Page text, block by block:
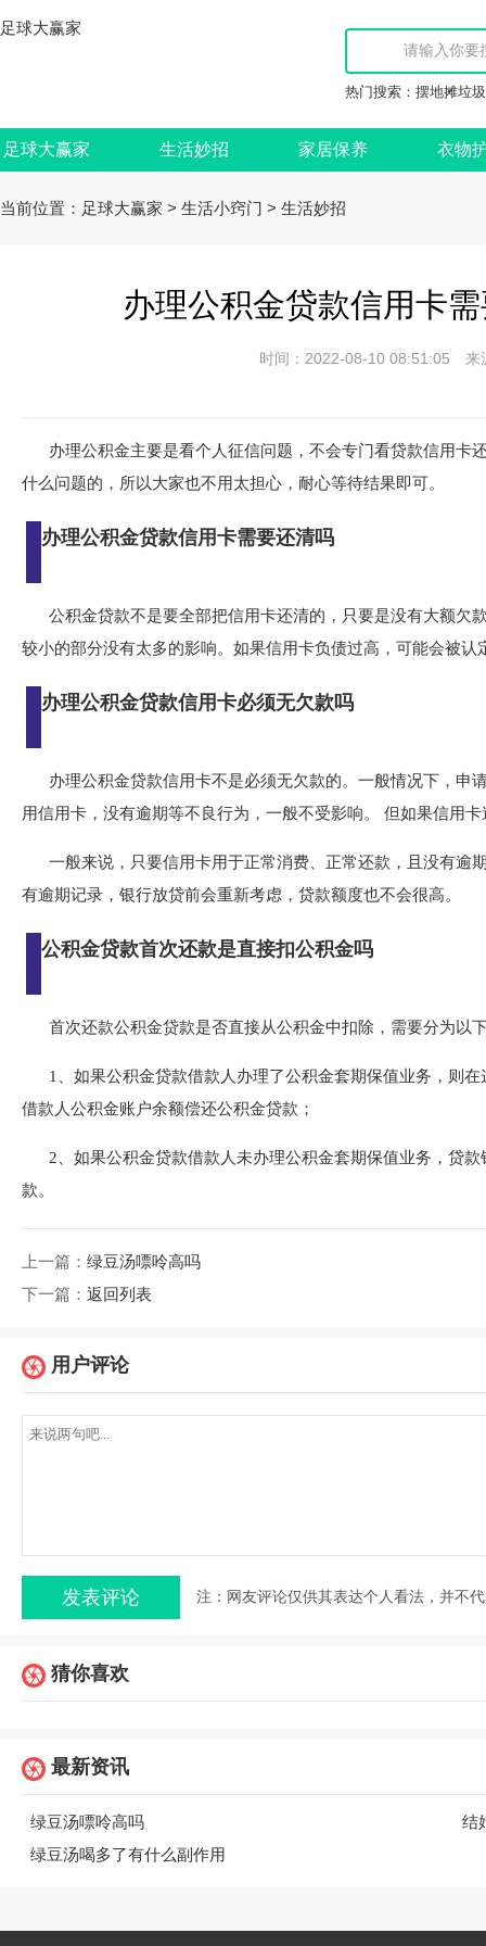
足球大赢家
热门搜索： 摆地摊垃
足球大赢家 生活妙招 家居保养 衣物
当前位置： 足球大赢家 > 生活小窍门 > 生活妙招
办理公积金贷款信用卡
时间：2022-08-10 08:51:05
办理公积金主要是看个人征信问题，不会专门看贷款信用卡
什么问题的，所以大家也不用太担心，耐心等待结果即可。
办理公积金贷款信用卡需要还清吗
公积金贷款不是要全部把信用卡还清的，只要是没有大额欠
较小的部分没有太多的影响。如果信用卡负债过高，可能会被
办理公积金贷款信用卡必须无欠款吗
办理公积金贷款信用卡不是必须无欠款的。一般情况下，申
用信用卡，没有逾期等不良行为，一般不受影响。 但如果信用
一般来说，只要信用卡用于正常消费、正常还款，且没有逾
有逾期记录，银行放贷前会重新考虑，贷款额度也不会很高。
公积金贷款首次还款是直接扣公积金吗
首次还款公积金贷款是否直接从公积金中扣除，需要分为以
1、如果公积金贷款借款人办理了公积金套期保值业务，则
借款人公积金账户余额偿还公积金贷款；
2、如果公积金贷款借款人未办理公积金套期保值业务，贷
款。
上一篇： 绿豆汤嘌呤高吗
下一篇： 返回列表
用户评论
注：网友评论仅供其表达个人看法，并不
猜你喜欢
最新资讯
绿豆汤嘌呤高吗
结
绿豆汤喝多了有什么副作用